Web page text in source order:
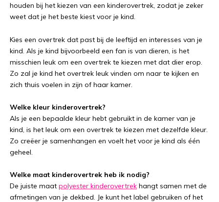
houden bij het kiezen van een kinderovertrek, zodat je zeker
weet dat je het beste kiest voor je kind.
Kies een overtrek dat past bij de leeftijd en interesses van je
kind. Als je kind bijvoorbeeld een fan is van dieren, is het
misschien leuk om een overtrek te kiezen met dat dier erop.
Zo zal je kind het overtrek leuk vinden om naar te kijken en
zich thuis voelen in zijn of haar kamer.
Welke kleur kinderovertrek?
Als je een bepaalde kleur hebt gebruikt in de kamer van je
kind, is het leuk om een overtrek te kiezen met dezelfde kleur.
Zo creëer je samenhangen en voelt het voor je kind als één
geheel.
Welke maat kinderovertrek heb ik nodig?
De juiste maat polyester kinderovertrek hangt samen met de
afmetingen van je dekbed. Je kunt het label gebruiken of het